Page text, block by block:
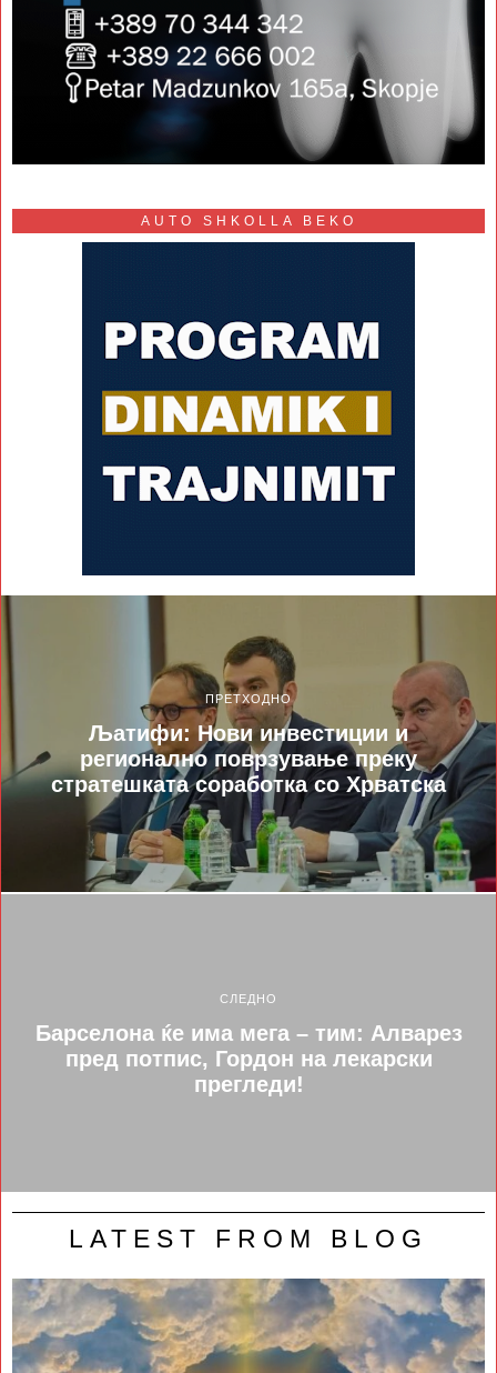
AUTO SHKOLLA BEKO
ПРЕТХОДНО
Љатифи: Нови инвестиции и
регионално поврзување преку
стратешката соработка со Хрватска
СЛЕДНО
Барселона ќе има мега – тим: Алварез
пред потпис, Гордон на лекарски
прегледи!
LATEST FROM BLOG